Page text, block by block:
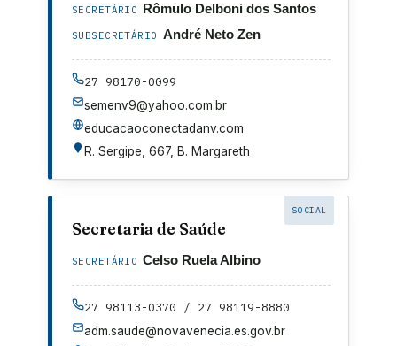
SECRETÁRIO Rômulo Delboni dos Santos
SUBSECRETÁRIO André Neto Zen
27 98170-0099
semenv9@yahoo.com.br
educacaoconectadanv.com
R. Sergipe, 667, B. Margareth
SOCIAL
Secretaria de Saúde
SECRETÁRIO Celso Ruela Albino
27 98113-0370 / 27 98119-8880
adm.saude@novavenecia.es.gov.br